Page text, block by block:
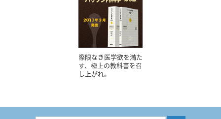
際限なき医学欲を満た
す、極上の教科書を召
し上がれ。